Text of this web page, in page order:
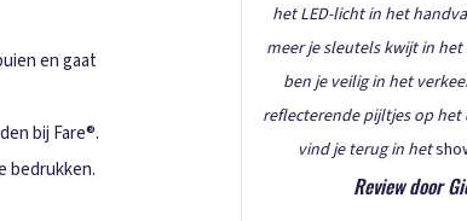
en gaat
bij Fare®.
bedrukken.
het LED-licht in het
meer je sleutels kwijt in
ben je veilig in het
reflecterende pijltjes op het
vind je terug in het
Review door